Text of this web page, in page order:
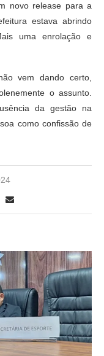
novo release para a
estava abrindo
uma enrolação e
vem dando certo,
o assunto.
da gestão na
como confissão de